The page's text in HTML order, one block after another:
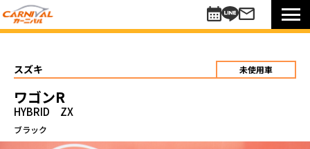
未使用車
中古車
買い方のご提案
コミットワンシステム
スズキ 未使用車
ワゴンR
HYBRID ZX
ブラック